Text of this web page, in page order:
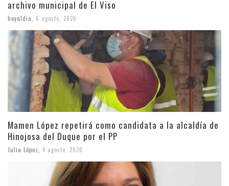
archivo municipal de El Viso
hoyaldia 6 agosto, 2026
Mamen López repetirá como candidata a la alcaldía de
Hinojosa del Duque por el PP
Julia López 4 agosto, 2026